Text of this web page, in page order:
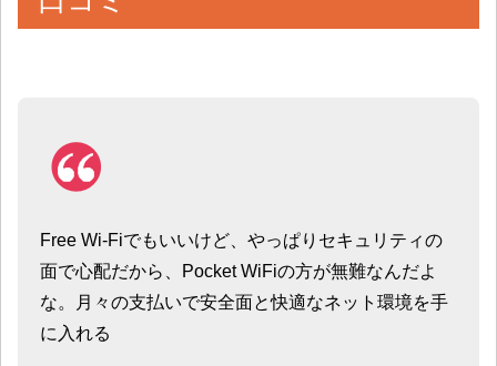
Free Wi-Fiでもいいけど、やっぱりセキュリティの
面で心配だから、Pocket WiFiの方が無難なんだよ
な。月々の支払いで安全面と快適なネット環境を手
に入れる